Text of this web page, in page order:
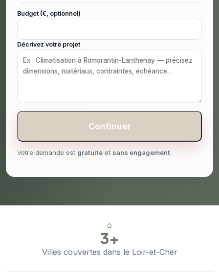
Budget (€, optionnel)
Décrivez votre projet
Continuer
Votre demande est gratuite et sans engagement.
⌂
3+
Villes couvertes dans le Loir-et-Cher